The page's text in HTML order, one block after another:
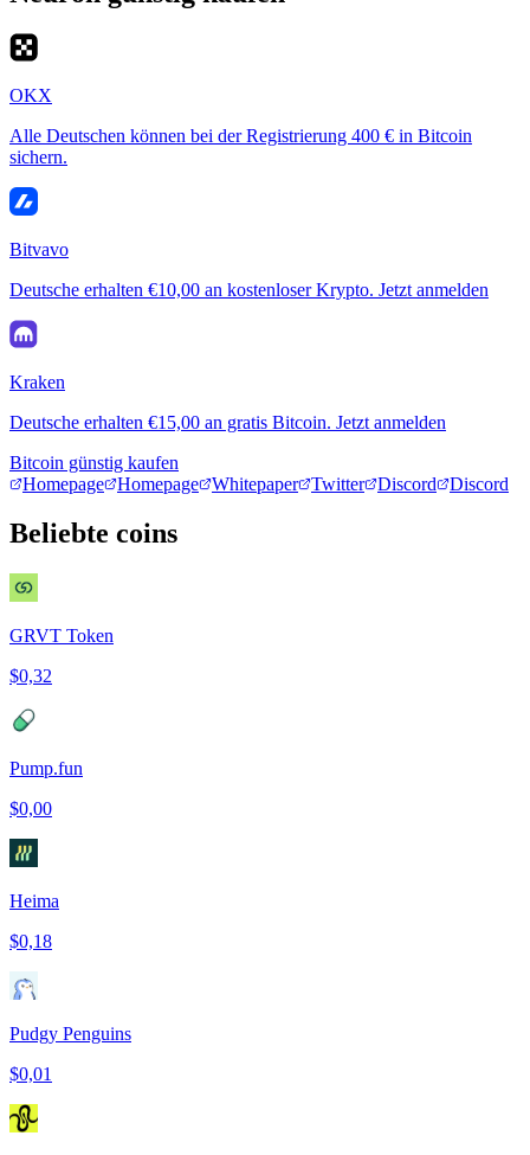
OKX
Alle Deutschen können bei der Registrierung 400 € in Bitcoin
sichern.
Bitvavo
Deutsche erhalten €10,00 an kostenloser Krypto. Jetzt anmelden
Kraken
Deutsche erhalten €15,00 an gratis Bitcoin. Jetzt anmelden
Bitcoin günstig kaufen
Homepage
Homepage Whitepaper Twitter Discord Discord
Beliebte coins
GRVT Token
$0,32
Pump.fun
$0,00
Heima
$0,18
Pudgy Penguins
$0,01